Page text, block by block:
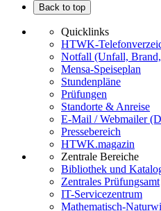
Back to top
Quicklinks
HTWK-
Notfall (Unfall,
Mensa-Speiseplan
Stundenpläne
Prüfungen
Standorte & Anreise
E-Mail / Webmailer
Pressebereich
HTWK.magazin
Zentrale Bereiche
Bibliothek und
Zentrales Prüfungsamt
IT-Servicezentrum
Mathematisch-